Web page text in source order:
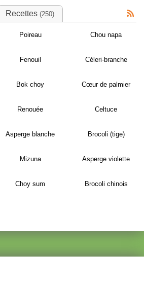
Recettes (250)
Poireau Chou napa
Fenouil Céleri-branche
Bok choy Cœur de palmier
Renouée Celtuce
Asperge blanche Brocoli (tige)
Mizuna Asperge violette
Choy sum Brocoli chinois